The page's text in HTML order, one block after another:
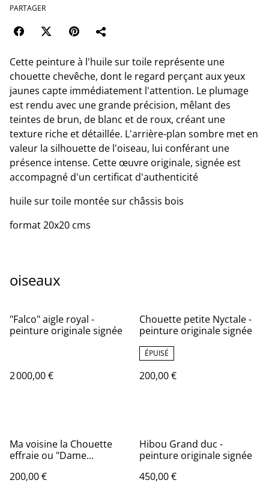
PARTAGER
Cette peinture à l'huile sur toile représente une
chouette chevêche, dont le regard perçant aux yeux
jaunes capte immédiatement l'attention. Le plumage
est rendu avec une grande précision, mêlant des
teintes de brun, de blanc et de roux, créant une
texture riche et détaillée. L'arrière-plan sombre met en
valeur la silhouette de l'oiseau, lui conférant une
présence intense. Cette œuvre originale, signée est
accompagné d'un certificat d'authenticité
huile sur toile montée sur châssis bois
format 20x20 cms
oiseaux
"Falco" aigle royal -
peinture originale signée
2 000,00 €
Chouette petite Nyctale -
peinture originale signée
ÉPUISÉ
200,00 €
Ma voisine la Chouette
effraie ou "Dame
originale signée
200,00 €
Hibou Grand duc -
peinture originale signée
450,00 €